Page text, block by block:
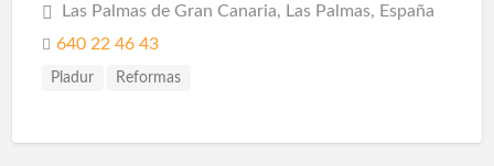
Las Palmas de Gran Canaria, Las Palmas, España
640 22 46 43
Pladur Reformas